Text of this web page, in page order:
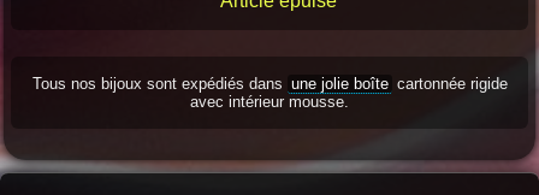
Tous nos bijoux sont expédiés dans une jolie boîte cartonnée rigide
avec intérieur mousse.